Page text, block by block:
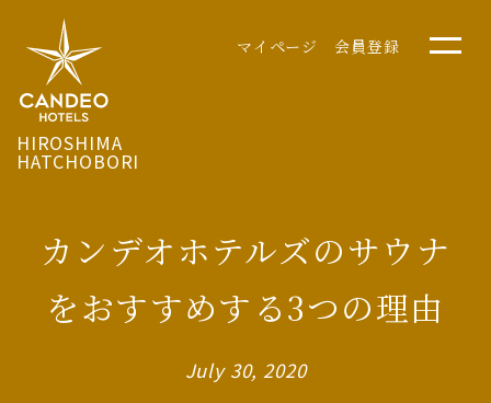
HIROSHIMA
HATCHOBORI
マイページ 会員登録
カンデオホテルズのサウナ
をおすすめする3つの理由
July 30, 2020